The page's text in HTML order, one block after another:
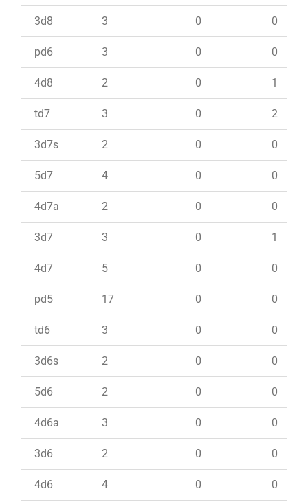
3d8 3 0 0
pd6 3 0 0
4d8 2 0 1
td7 3 0 2
3d7s 2 0 0
5d7 4 0 0
4d7a 2 0 0
3d7 3 0 1
4d7 5 0 0
pd5 17 0 0
td6 3 0 0
3d6s 2 0 0
5d6 2 0 0
4d6a 3 0 0
3d6 2 0 0
4d6 4 0 0